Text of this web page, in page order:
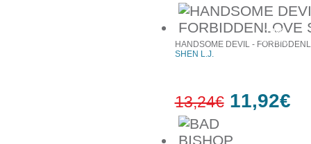
10%
έκπτωση
HANDSOME DEVIL -
SHEN L.J.
13,24€ 11,92€